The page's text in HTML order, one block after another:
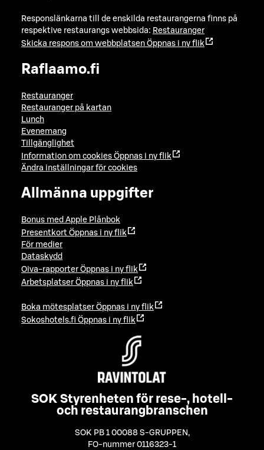
Responslänkarna till de enskilda restaurangerna finns på
respektive restaurangs webbsida: Restauranger
Skicka respons om webbplatsen Öppnas i ny flik
Raflaamo.fi
Restauranger
Restauranger på kartan
Lunch
Evenemang
Tillgänglighet
Information om cookies Öppnas i ny flik
Ändra inställningar för cookies
Allmänna uppgifter
Bonus med Apple Plånbok
Presentkort Öppnas i ny flik
För medier
Dataskydd
Oiva-rapporter Öppnas i ny flik
Arbetsplatser Öppnas i ny flik
Boka mötesplatser Öppnas i ny flik
Sokoshotels.fi Öppnas i ny flik
SOK Styrenheten för rese-, hotell-
och restaurangbranschen
SOK PB 1 00088 S-GRUPPEN ,
FO-nummer 0116323-1